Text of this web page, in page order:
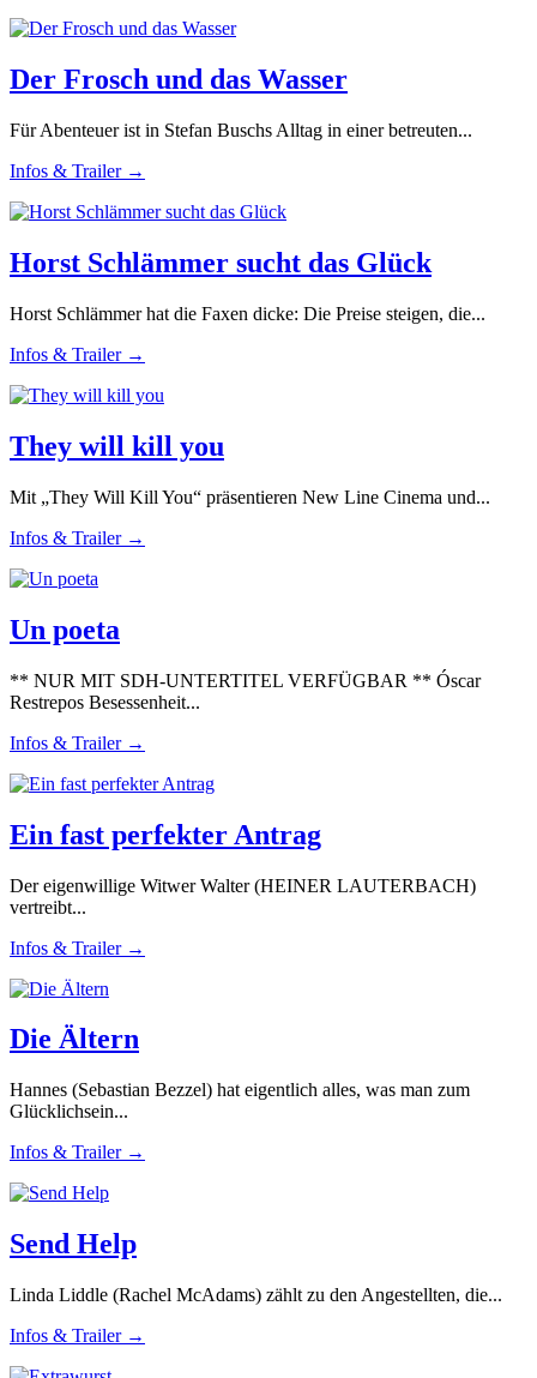
Der Frosch und das Wasser
Für Abenteuer ist in Stefan Buschs Alltag in einer betreuten...
Infos & Trailer →
Horst Schlämmer sucht das Glück
Horst Schlämmer hat die Faxen dicke: Die Preise steigen, die...
Infos & Trailer →
They will kill you
Mit „They Will Kill You“ präsentieren New Line Cinema und...
Infos & Trailer →
Un poeta
** NUR MIT SDH-UNTERTITEL VERFÜGBAR ** Óscar
Restrepos Besessenheit...
Infos & Trailer →
Ein fast perfekter Antrag
Der eigenwillige Witwer Walter (HEINER LAUTERBACH)
vertreibt...
Infos & Trailer →
Die Ältern
Hannes (Sebastian Bezzel) hat eigentlich alles, was man zum
Glücklichsein...
Infos & Trailer →
Send Help
Linda Liddle (Rachel McAdams) zählt zu den Angestellten, die...
Infos & Trailer →